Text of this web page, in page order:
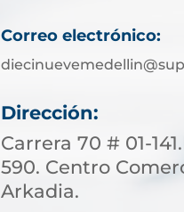
Correo electrónico:
Dirección:
Carrera 70 # 01-
590. Centro
Arkadia.